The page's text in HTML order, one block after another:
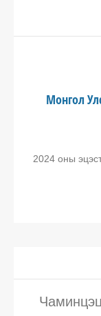
Монгол
2024 оны